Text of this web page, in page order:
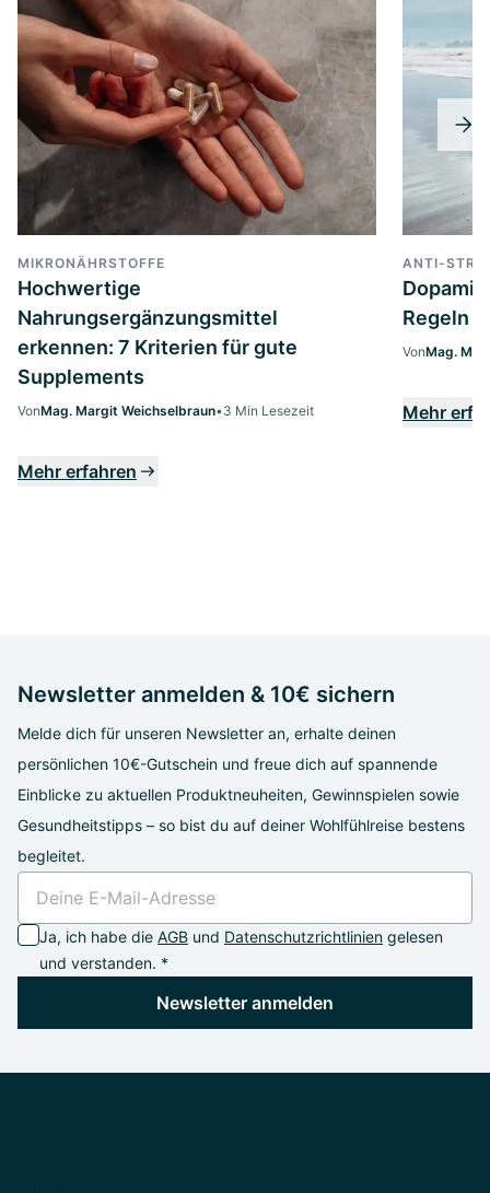
MIKRONÄHRSTOFFE
Hochwertige
Nahrungsergänzungsmittel
erkennen: 7 Kriterien für gute
Supplements
VonMag. Margit Weichselbraun•3 Min Lesezeit
Mehr erfahren
ANTI-
Regeln
VonMag.
Mehr
Newsletter anmelden & 10€ sichern
Melde dich für unseren Newsletter an, erhalte deinen
persönlichen 10€-Gutschein und freue dich auf spannende
Einblicke zu aktuellen Produktneuheiten, Gewinnspielen sowie
Gesundheitstipps – so bist du auf deiner Wohlfühlreise bestens
begleitet.
Ja, ich habe die AGB und Datenschutzrichtlinien gelesen
und verstanden. *
Newsletter anmelden